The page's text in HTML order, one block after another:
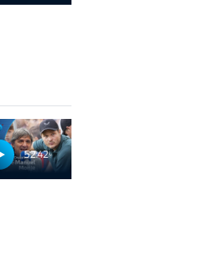
52:42